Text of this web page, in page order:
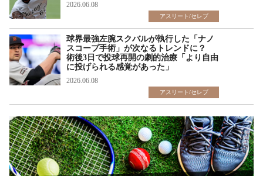
2026.06.08
アスリート/セレブ
球界最強左腕スクバルが執行した「ナノ
スコープ手術」が次なるトレンドに？
術後3日で投球再開の劇的治療「より自由
に投げられる感覚があった」
2026.06.08
アスリート/セレブ